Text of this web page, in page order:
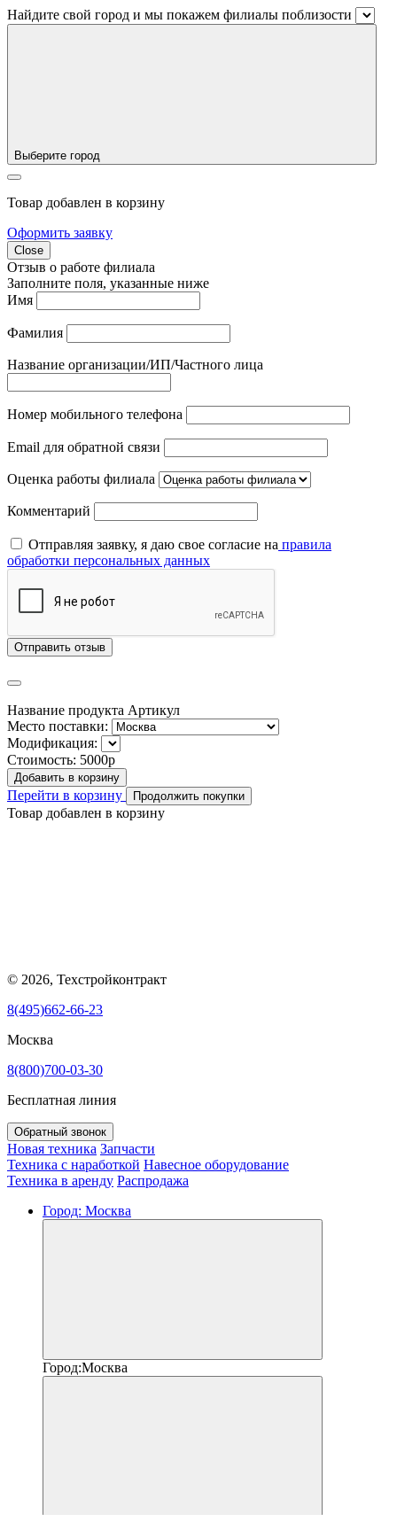
Найдите свой город и мы покажем филиалы поблизости
Выберите город
Товар добавлен в корзину
Оформить заявку
Close
Отзыв о работе филиала
Заполните поля, указанные ниже
Имя
Фамилия
Название организации/ИП/Частного лица
Номер мобильного телефона
Email для обратной связи
Оценка работы филиала
Комментарий
Отправляя заявку, я даю свое согласие на правила
обработки персональных данных
Отправить отзыв
Название продукта Артикул
Место поставки:
Модификация:
Стоимость: 5000р
Добавить в корзину
Перейти в корзину Продолжить покупки
Товар добавлен в корзину
© 2026, Техстройконтракт
8(495)662-66-23
Москва
8(800)700-03-30
Бесплатная линия
Обратный звонок
Новая техника Запчасти
Техника с наработкой Навесное оборудование
Техника в аренду Распродажа
Город: Москва
Город:Москва